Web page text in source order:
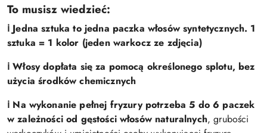
To musisz wiedzieć:
ℹ️ Jedna sztuka to jedna paczka włosów syntetycznych. 1
sztuka = 1 kolor (jeden warkocz ze zdjęcia)
ℹ️ Włosy dopłata się za pomocą określonego splotu, bez
użycia środków chemicznych
ℹ️ Na wykonanie pełnej fryzury potrzeba 5 do 6 paczek
w zależności od gęstości włosów naturalnych, grubości